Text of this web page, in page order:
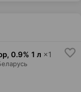
, 0.9% 1 л ×1